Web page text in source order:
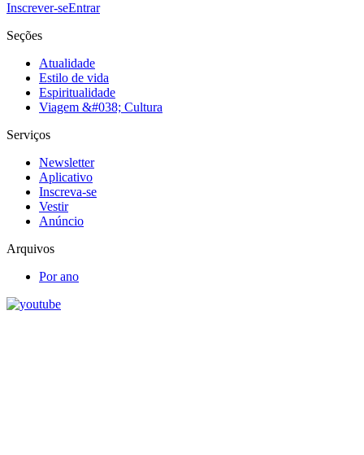
Inscrever-seEntrar
Seções
Atualidade
Estilo de vida
Espiritualidade
Viagem &#038; Cultura
Serviços
Newsletter
Aplicativo
Inscreva-se
Vestir
Anúncio
Arquivos
Por ano